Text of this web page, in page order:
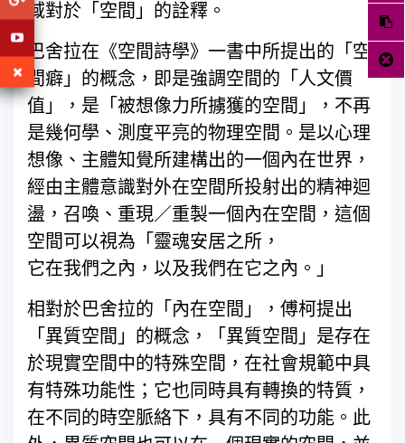
域對於「空間」的詮釋。
巴舍拉在《空間詩學》一書中所提出的「空
間癖」的概念，即是強調空間的「人文價
值」，是「被想像力所擄獲的空間」，不再
是幾何學、測度平亮的物理空間。是以心理
想像、主體知覺所建構出的一個內在世界，
經由主體意識對外在空間所投射出的精神迴
盪，召喚、重現／重製一個內在空間，這個
空間可以視為「靈魂安居之所，
它在我們之內，以及我們在它之內。」
相對於巴舍拉的「內在空間」，傅柯提出
「異質空間」的概念，「異質空間」是存在
於現實空間中的特殊空間，在社會規範中具
有特殊功能性；它也同時具有轉換的特質，
在不同的時空脈絡下，具有不同的功能。此